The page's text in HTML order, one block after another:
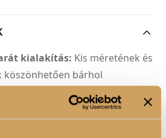
kialakítás: Kis méretének és
bárhol
: Az elnevezések